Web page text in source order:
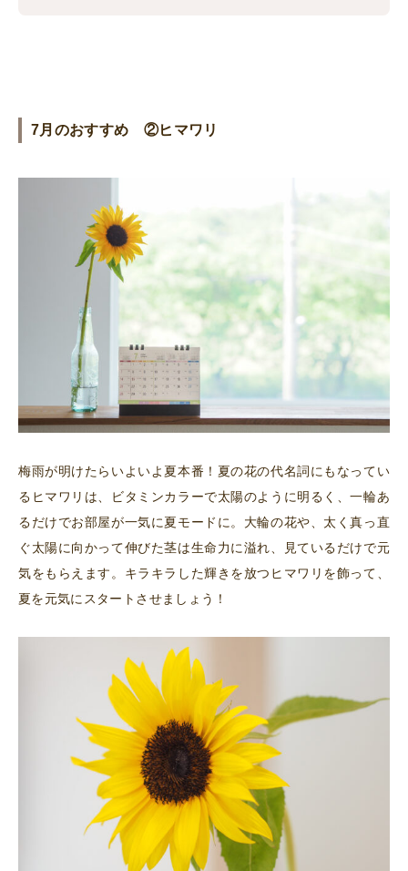
7月のおすすめ ②ヒマワリ
梅雨が明けたらいよいよ夏本番！夏の花の代名詞にもなってい
るヒマワリは、ビタミンカラーで太陽のように明るく、一輪あ
るだけでお部屋が一気に夏モードに。大輪の花や、太く真っ直
ぐ太陽に向かって伸びた茎は生命力に溢れ、見ているだけで元
気をもらえます。キラキラした輝きを放つヒマワリを飾って、
夏を元気にスタートさせましょう！